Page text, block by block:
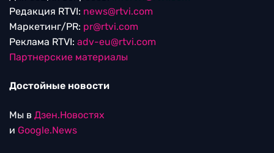
Редакция RTVI: news@rtvi.com
Маркетинг/PR: pr@rtvi.com
Реклама RTVI: adv-eu@rtvi.com
Партнерские материалы
Достойные новости
Мы в Дзен.Новостях
и Google.News